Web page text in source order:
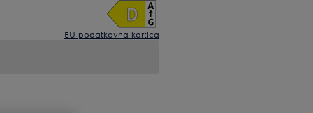
EU podatkovna kartica